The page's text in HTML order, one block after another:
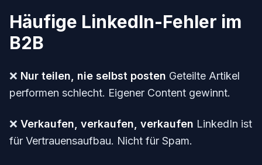
Häufige LinkedIn-Fehler im
B2B
❌ Nur teilen, nie selbst posten Geteilte Artikel
performen schlecht. Eigener Content gewinnt.
❌ Verkaufen, verkaufen, verkaufen LinkedIn ist
für Vertrauensaufbau. Nicht für Spam.